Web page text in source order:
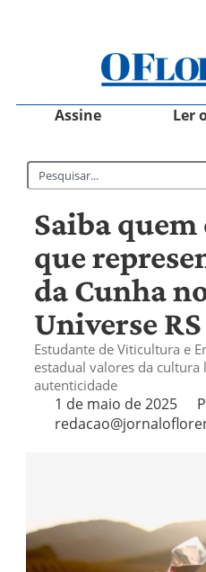
Assine Ler
Saiba quem
que
da Cunha
Universe
Estudante de Viticultura e
estadual valores da cultura
autenticidade
1 de maio de 2025